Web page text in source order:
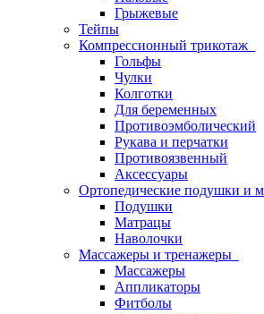
Грыжевые
Тейпы
Компрессионный трикотаж
Гольфы
Чулки
Колготки
Для беременных
Противоэмболический
Рукава и перчатки
Противоязвенный
Аксессуары
Ортопедические подушки и
Подушки
Матрацы
Наволочки
Массажеры и тренажеры
Массажеры
Аппликаторы
Фитболы